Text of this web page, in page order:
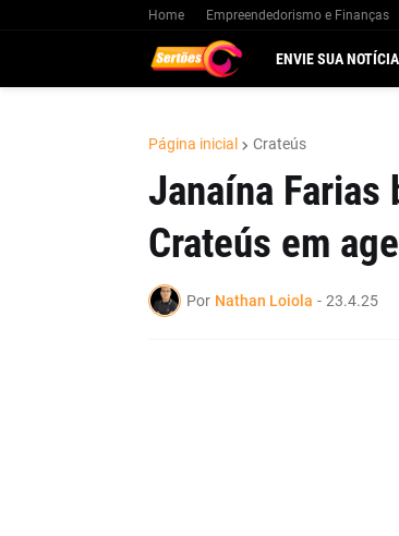
Home Empreendedorismo e Finanças
ENVIE SUA NOTÍCIA
Página inicial Crateús
Janaína Farias
Crateús em
Por Nathan Loiola - 23.4.25